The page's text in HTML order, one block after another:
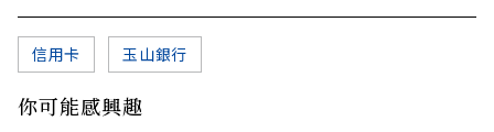
信用卡 玉山銀行
你可能感興趣